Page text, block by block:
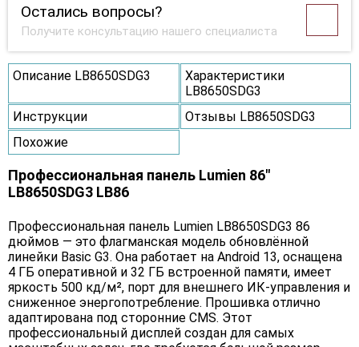
Остались вопросы?
Получите консультацию нашего специалиста
Описание LB8650SDG3
Характеристики
LB8650SDG3
Инструкции
Отзывы LB8650SDG3
Похожие
Профессиональная панель Lumien 86"
LB8650SDG3 LB86
Профессиональная панель Lumien LB8650SDG3 86
дюймов — это флагманская модель обновлённой
линейки Basic G3. Она работает на Android 13, оснащена
4 ГБ оперативной и 32 ГБ встроенной памяти, имеет
яркость 500 кд/м², порт для внешнего ИК-управления и
сниженное энергопотребление. Прошивка отлично
адаптирована под сторонние CMS. Этот
профессиональный дисплей создан для самых